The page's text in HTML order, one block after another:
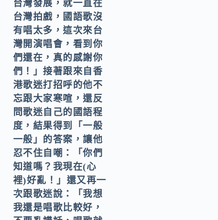
台灣發展，就一直在
台灣拍戲，國語歌沒
有唱太多，這次來台
灣開演唱會，看到你
們還在，真的感謝你
們！」接著跟來自香
港歌迷打招呼的他不
忘跟大家寒喧，還反
問歌迷自己的國語程
度，結果得到「一般
一般」的答案，讓他
忍不住自嘲：「你們
知道嗎？我現在(心
裡)好亂！」還又再一
次跟歌迷說：「我想
我還是唱歌比較好，